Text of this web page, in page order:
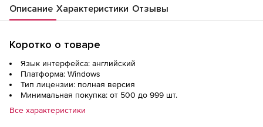
Описание Характеристики Отзывы
Коротко о товаре
Язык интерфейса: английский
Платформа: Windows
Тип лицензии: полная версия
Минимальная покупка: от 500 до 999 шт.
Все характеристики